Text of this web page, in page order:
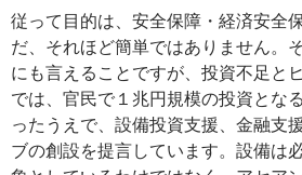
従って目的は、安全保障・経済安全
だ、それほど簡単ではありません。
にも言えることですが、投資不足と
では、官民で１兆円規模の投資とな
ったうえで、設備投資支援、金融支
ブの創設を提言しています。設備は